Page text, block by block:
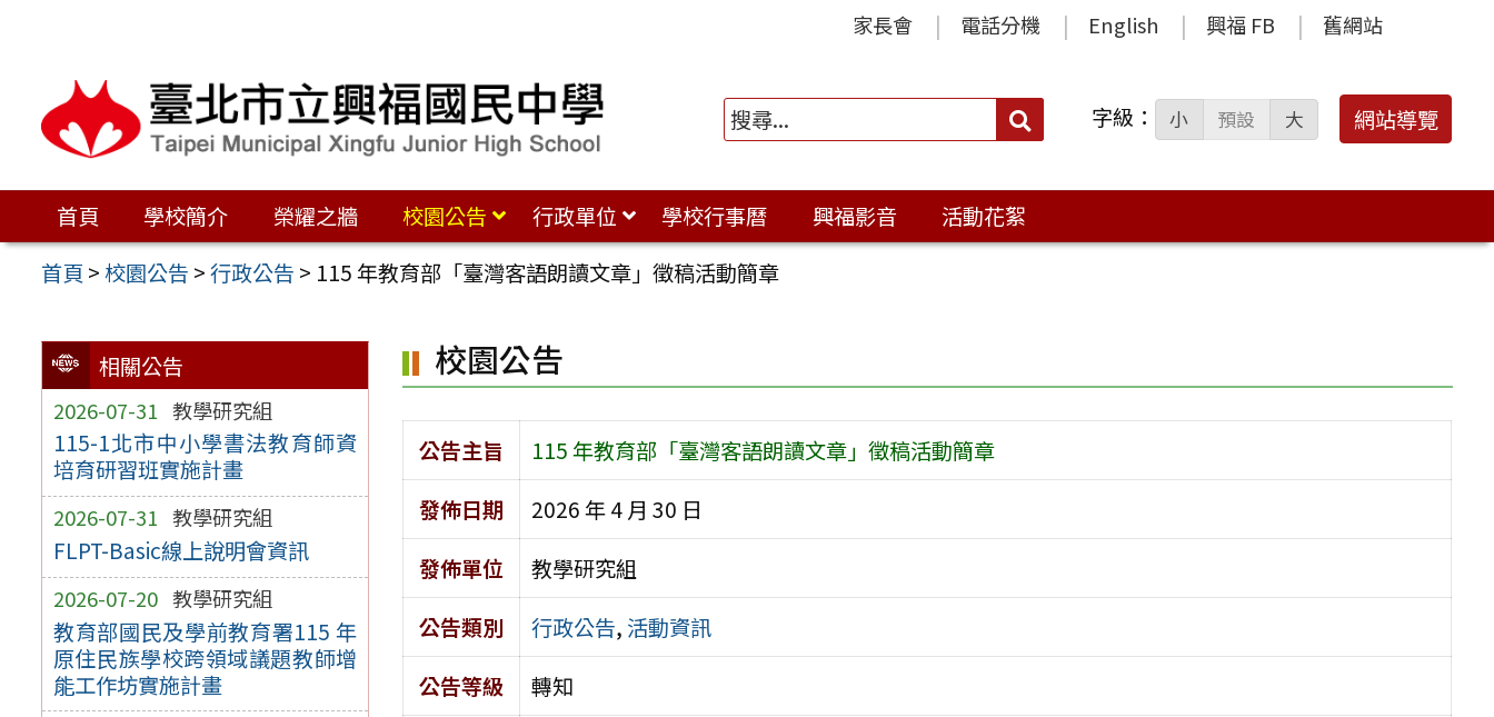
區
家長會 電話分機 English 興福 FB 舊網站
搜
字級： 小 預設 大 網站導覽
首頁 學校簡介 榮耀之牆 校園公告 行政單位 學校行事曆 興福影音
活動花絮
首頁 >校園公告 >行政公告 > 115 年教育部「臺灣客語朗讀文章」徵稿活動簡章
相關公告
2026-07-31 教學研究組
115-1北市中小學書法教育師資
培育研習班實施計畫
2026-07-31 教學研究組
FLPT-Basic線上說明會資訊
2026-07-20 教學研究組
教育部國民及學前教育署115 年
原住民族學校跨領域議題教師增
能工作坊實施計畫
校園公告
公告主旨
115 年教育部「臺灣客語朗讀文章」徵稿活動簡章
發佈日期
2026 年 4 月 30 日
發佈單位
教學研究組
公告類別
行政公告, 活動資訊
公告等級
轉知